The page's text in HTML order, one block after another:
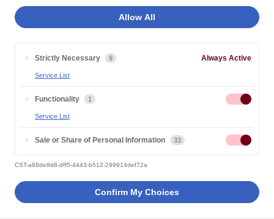
Allow All
Strictly Necessary 9 Always Active
Service List
Functionality 1
Service List
Sale or Share of Personal Information 33
CST-a88de9d8-dff5-4443-b512-299914def72a
Confirm My Choices
2022.04.01 大学からのお知らせ
新規開講（専門科目）
目
デジタル社会のコミュニケーション演習